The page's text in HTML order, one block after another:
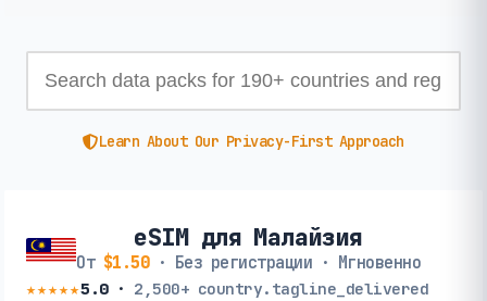
Learn About Our Privacy-First Approach
eSIM для Малайзия
От $1.50· Без регистрации · Мгновенно
★★★★★5.0· 2,500+ country.tagline_delivered